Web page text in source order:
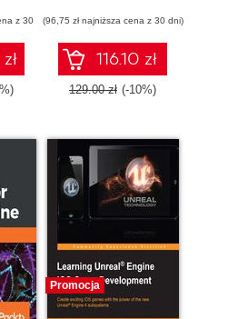
z 30
mathematical and
physics concepts
in order to design
and develop an
awesome game
(96,75 zł najniższa cena z 30 dni)
116.10 zł
129.00 zł (-10%)
Promocja